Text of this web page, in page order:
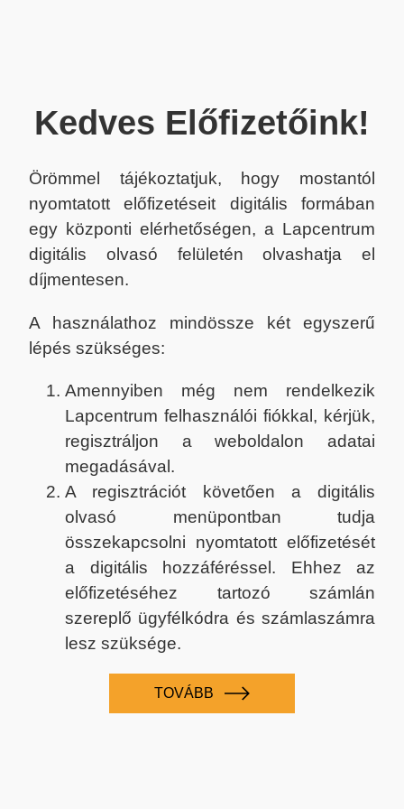
Kedves Előfizetőink!
Örömmel tájékoztatjuk, hogy mostantól
nyomtatott előfizetéseit digitális formában
egy központi elérhetőségen, a Lapcentrum
digitális olvasó felületén olvashatja el
díjmentesen.
A használathoz mindössze két egyszerű
lépés szükséges:
Amennyiben még nem rendelkezik
Lapcentrum felhasználói fiókkal, kérjük,
regisztráljon a weboldalon adatai
megadásával.
A regisztrációt követően a digitális
olvasó menüpontban tudja
összekapcsolni nyomtatott előfizetését
a digitális hozzáféréssel. Ehhez az
előfizetéséhez tartozó számlán
szereplő ügyfélkódra és számlaszámra
lesz szüksége.
TOVÁBB